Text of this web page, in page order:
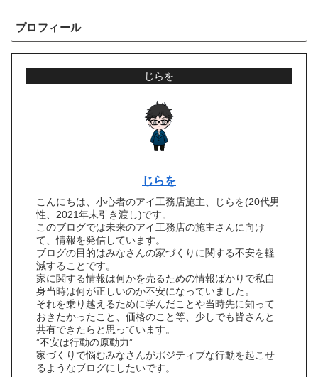
プロフィール
じらを
じらを
こんにちは、小心者のアイ工務店施主、じらを(20代男
性、2021年末引き渡し)です。
このブログでは未来のアイ工務店の施主さんに向け
て、情報を発信しています。
ブログの目的はみなさんの家づくりに関する不安を軽
減することです。
家に関する情報は何かを売るための情報ばかりで私自
身当時は何が正しいのか不安になっていました。
それを乗り越えるために学んだことや当時先に知って
おきたかったこと、価格のこと等、少しでも皆さんと
共有できたらと思っています。
”不安は行動の原動力”
家づくりで悩むみなさんがポジティブな行動を起こせ
るようなブログにしたいです。